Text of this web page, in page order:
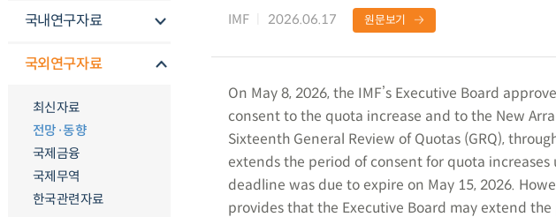
국내연구자료
국외연구자료
최신자료
전망·동향
국제금융
국제무역
한국관련자료
IMF 2026.06.17 원문보기
On May 8, 2026, the IMF’s Executive Board
consent to the quota increase and to the New
Sixteenth General Review of Quotas (GRQ),
extends the period of consent for quota increases
deadline was due to expire on May 15, 2026.
provides that the Executive Board may extend